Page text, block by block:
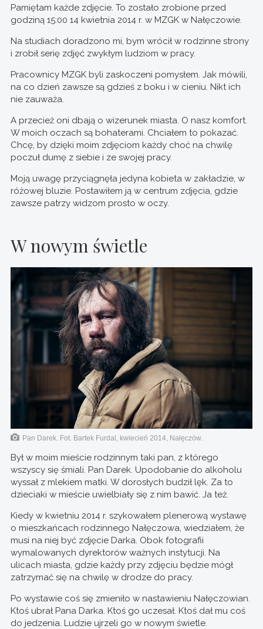
Pamiętam każde zdjęcie. To zostało zrobione przed
godziną 15:00 14 kwietnia 2014 r. w MZGK w Nałęczowie.
Na studiach doradzono mi, bym wrócił w rodzinne strony
i zrobił serię zdjęć zwykłym ludziom w pracy.
Pracownicy MZGK byli zaskoczeni pomysłem. Jak mówili,
na co dzień zawsze są gdzieś z boku i w cieniu. Nikt ich
nie zauważa.
A przecież oni dbają o wizerunek miasta. O nasz komfort.
W moich oczach są bohaterami. Chciałem to pokazać.
Chcę, by dzięki moim zdjęciom każdy choć na chwilę
poczuł dumę z siebie i ze swojej pracy.
Moją uwagę przyciągnęła jedyna kobieta w zakładzie, w
różowej bluzie. Postawiłem ją w centrum zdjęcia, gdzie
zawsze patrzy widzom prosto w oczy.
W nowym świetle
Pan Darek. Fot. Bartek Furdal, kwiecień 2014, Nałęczów.
Był w moim mieście rodzinnym taki pan, z którego
wszyscy się śmiali. Pan Darek. Upodobanie do alkoholu
wyssał z mlekiem matki. W dorosłych budził lęk. Za to
dzieciaki w mieście uwielbiały się z nim bawić. Ja też.
Kiedy w kwietniu 2014 r. szykowałem plenerową wystawę
o mieszkańcach rodzinnego Nałęczowa, wiedziałem, że
musi na niej być zdjęcie Darka. Obok fotografii
wymalowanych dyrektorów ważnych instytucji. Na
ulicach miasta, gdzie każdy przy zdjęciu będzie mógł
zatrzymać się na chwilę w drodze do pracy.
Po wystawie coś się zmieniło w nastawieniu Nałęczowian.
Ktoś ubrał Pana Darka. Ktoś go uczesał. Ktoś dał mu coś
do jedzenia. Ludzie ujrzeli go w nowym świetle.